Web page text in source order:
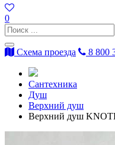
0
Схема проезда 8 800
Сантехника
Душ
Верхний душ
Верхний душ